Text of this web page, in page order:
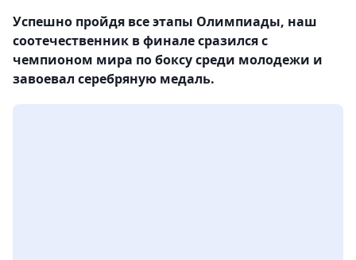
Успешно пройдя все этапы Олимпиады, наш
соотечественник в финале сразился с
чемпионом мира по боксу среди молодежи и
завоевал серебряную медаль.